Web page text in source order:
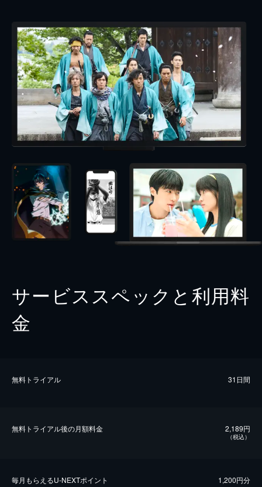
サービススペックと利用料
金
無料トライアル 31日間
無料トライアル後の⽉額料金 2,189円
（税込）
毎⽉もらえるU-NEXTポイント 1,200円分